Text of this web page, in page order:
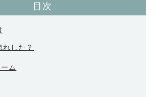
目次
した？
ム